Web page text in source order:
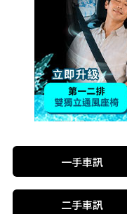
一手車訊
二手車訊